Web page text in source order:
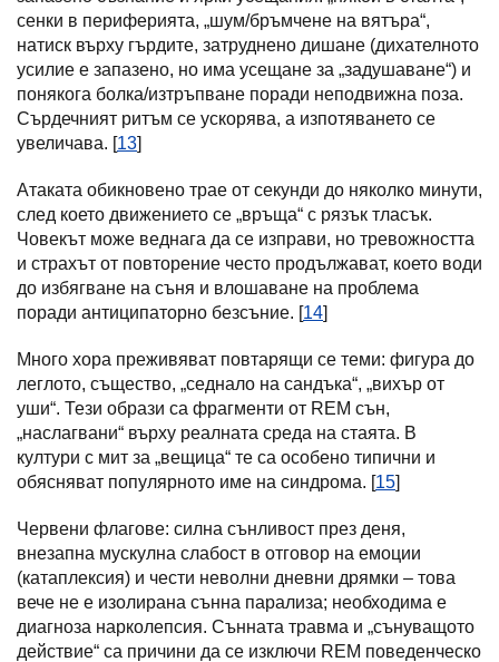
сенки в периферията, „шум/бръмчене на вятъра“,
натиск върху гърдите, затруднено дишане (дихателното
усилие е запазено, но има усещане за „задушаване“) и
понякога болка/изтръпване поради неподвижна поза.
Сърдечният ритъм се ускорява, а изпотяването се
увеличава. [13]
Атаката обикновено трае от секунди до няколко минути,
след което движението се „връща“ с рязък тласък.
Човекът може веднага да се изправи, но тревожността
и страхът от повторение често продължават, което води
до избягване на съня и влошаване на проблема
поради антиципаторно безсъние. [14]
Много хора преживяват повтарящи се теми: фигура до
леглото, същество, „седнало на сандъка“, „вихър от
уши“. Тези образи са фрагменти от REM сън,
„наслагвани“ върху реалната среда на стаята. В
култури с мит за „вещица“ те са особено типични и
обясняват популярното име на синдрома. [15]
Червени флагове: силна сънливост през деня,
внезапна мускулна слабост в отговор на емоции
(катаплексия) и чести неволни дневни дрямки – това
вече не е изолирана сънна парализа; необходима е
диагноза нарколепсия. Сънната травма и „сънуващото
действие“ са причини да се изключи REM поведенческо